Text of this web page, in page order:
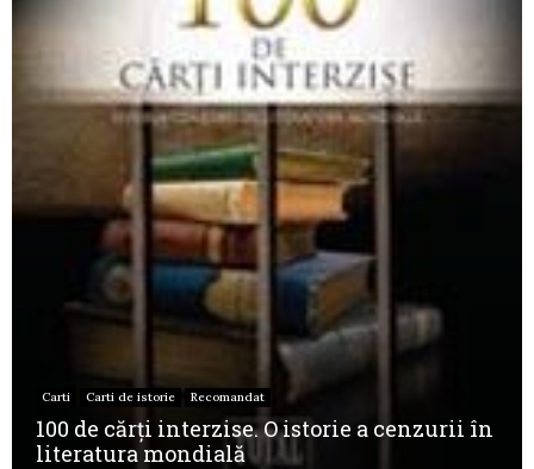
Carti Carti de istorie Recomandat
100 de cărţi interzise. O istorie a cenzurii în
literatura mondială